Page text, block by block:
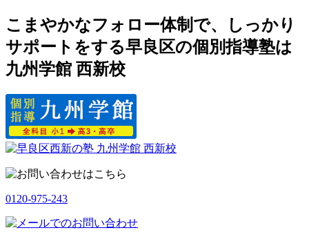
こまやかなフォロー体制で、しっかり
サポートをする早良区の個別指導塾は
九州学館 西新校
0120-975-243